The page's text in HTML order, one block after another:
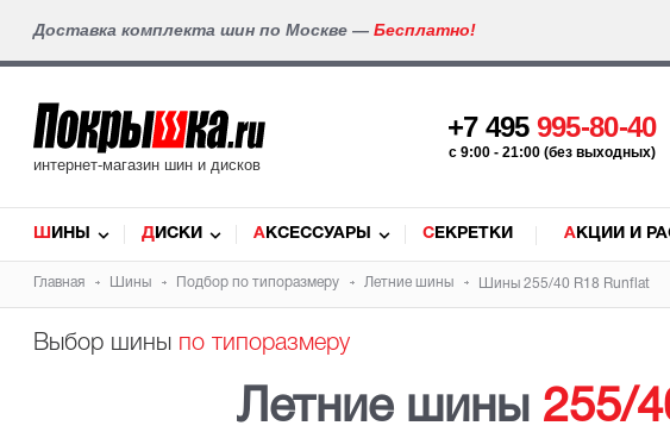
Доставка комплекта шин по Москве — Бесплатно!
интернет-магазин шин и дисков
+7 495 995-80-40
c 9:00 - 21:00 (без выходных)
ШИНЫ ДИСКИ АКСЕССУАРЫ СЕКРЕТКИ АКЦИИ И
Главная Шины Подбор по типоразмеру Летние шины Шины 255/40 R18 Runflat
Выбор шины по типоразмеру
Летние шины 255/